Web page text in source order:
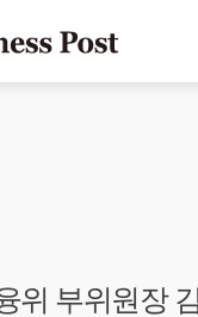
위 부위원장